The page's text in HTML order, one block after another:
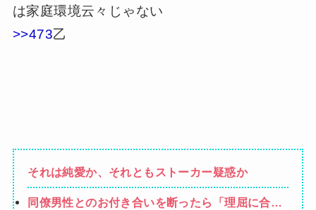
は家庭環境云々じゃない
>>473乙
それは純愛か、それともストーカー疑惑か
同僚男性とのお付き合いを断ったら「理屈に合わ